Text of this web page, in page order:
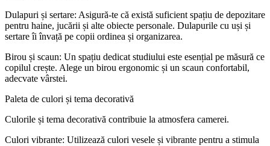
Dulapuri și sertare: Asigură-te că există suficient spațiu de depozitare
pentru haine, jucării și alte obiecte personale. Dulapurile cu uși și
sertare îi învață pe copii ordinea și organizarea.
Birou și scaun: Un spațiu dedicat studiului este esențial pe măsură ce
copilul crește. Alege un birou ergonomic și un scaun confortabil,
adecvate vârstei.
Paleta de culori și tema decorativă
Culorile și tema decorativă contribuie la atmosfera camerei.
Culori vibrante: Utilizează culori vesele și vibrante pentru a stimula